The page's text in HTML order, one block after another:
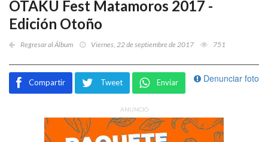
OTAKU Fest Matamoros 2017 -
Edición Otoño
Regresar al Álbum Viernes, 22 de septiembre de 2017 751
Denunciar foto
Compartir Tweet Enviar
ANUNCIO